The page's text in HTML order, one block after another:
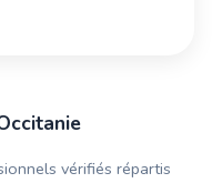
vérifiés répartis